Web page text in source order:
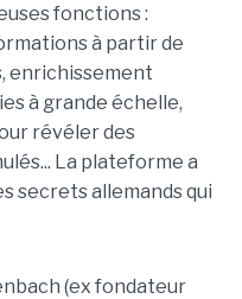
fonctions :
à partir de
enrichissement
à grande échelle,
révéler des
La plateforme a
secrets allemands qui
(ex fondateur